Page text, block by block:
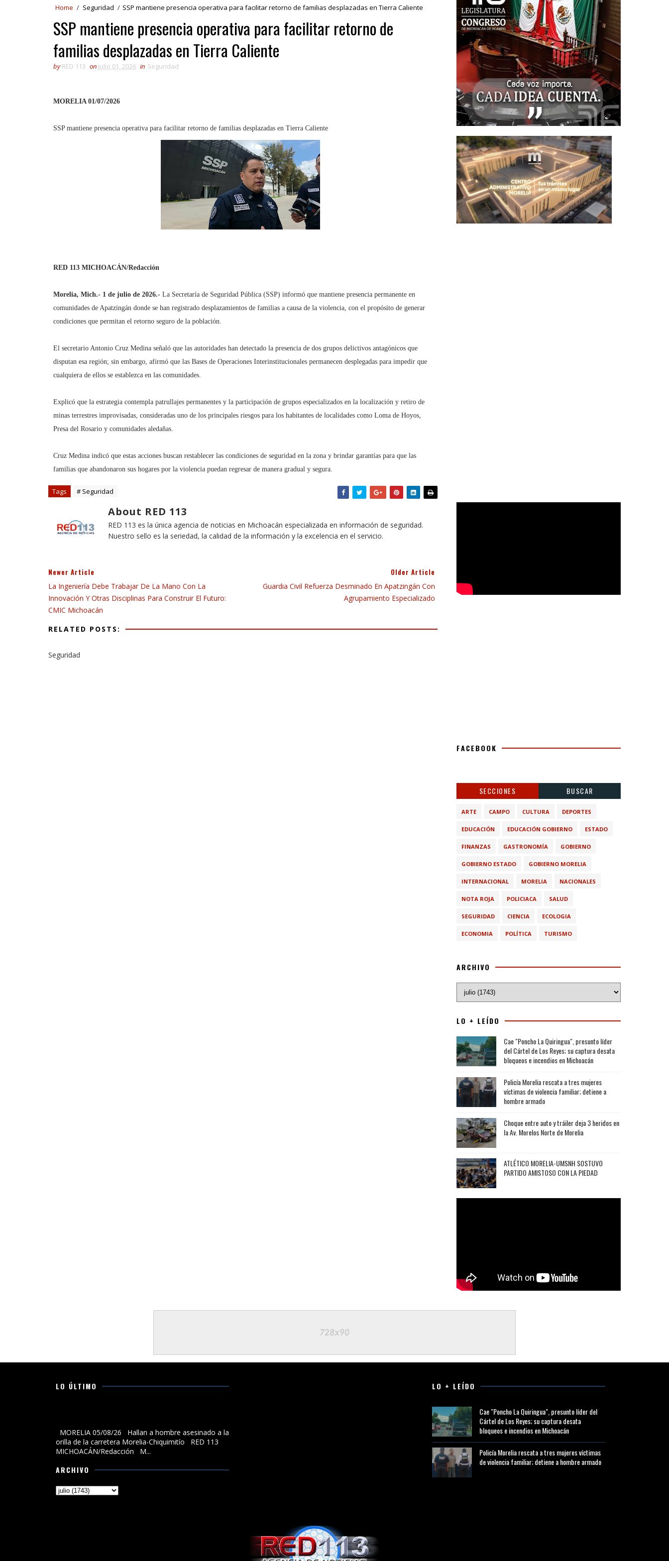
Home / Seguridad / SSP mantiene presencia operativa para facilitar retorno de familias desplazadas en Tierra Caliente
SSP mantiene presencia operativa para facilitar retorno de
familias desplazadas en Tierra Caliente
by RED 113 on julio 01, 2026 in Seguridad
MORELIA 01/07/2026
SSP mantiene presencia operativa para facilitar retorno de familias desplazadas en Tierra Caliente
RED 113 MICHOACÁN/Redacción
Morelia, Mich.- 1 de julio de 2026.- La Secretaría de Seguridad Pública (SSP) informó que mantiene presencia permanente en
comunidades de Apatzingán donde se han registrado desplazamientos de familias a causa de la violencia, con el propósito de generar
condiciones que permitan el retorno seguro de la población.
El secretario Antonio Cruz Medina señaló que las autoridades han detectado la presencia de dos grupos delictivos antagónicos que
disputan esa región; sin embargo, afirmó que las Bases de Operaciones Interinstitucionales permanecen desplegadas para impedir que
cualquiera de ellos se establezca en las comunidades.
Explicó que la estrategia contempla patrullajes permanentes y la participación de grupos especializados en la localización y retiro de
minas terrestres improvisadas, consideradas uno de los principales riesgos para los habitantes de localidades como Loma de Hoyos,
Presa del Rosario y comunidades aledañas.
Cruz Medina indicó que estas acciones buscan restablecer las condiciones de seguridad en la zona y brindar garantías para que las
familias que abandonaron sus hogares por la violencia puedan regresar de manera gradual y segura.
Tags # Seguridad
About RED 113
RED 113 es la única agencia de noticias en Michoacán especializada en información de seguridad.
Nuestro sello es la seriedad, la calidad de la información y la excelencia en el servicio.
Newer Article
La Ingeniería Debe Trabajar De La Mano Con La
Innovación Y Otras Disciplinas Para Construir El Futuro:
CMIC Michoacán
Older Article
Guardia Civil Refuerza Desminado En Apatzingán Con
Agrupamiento Especializado
RELATED POSTS:
Seguridad
FACEBOOK
SECCIONES BUSCAR
ARTE CAMPO CULTURA DEPORTES
EDUCACIÓN EDUCACIÓN GOBIERNO ESTADO
FINANZAS GASTRONOMÍA GOBIERNO
GOBIERNO ESTADO GOBIERNO MORELIA
INTERNACIONAL MORELIA NACIONALES
NOTA ROJA POLICIACA SALUD
SEGURIDAD CIENCIA ECOLOGIA
ECONOMIA POLÍTICA TURISMO
ARCHIVO
LO + LEÍDO
Cae "Poncho La Quiringua", presunto líder
del Cártel de Los Reyes; su captura desata
bloqueos e incendios en Michoacán
Policía Morelia rescata a tres mujeres
víctimas de violencia familiar; detiene a
hombre armado
Choque entre auto y tráiler deja 3 heridos en
la Av. Morelos Norte de Morelia
ATLÉTICO MORELIA-UMSNH SOSTUVO
PARTIDO AMISTOSO CON LA PIEDAD
LO ÚLTIMO
MORELIA 05/08/26 Hallan a hombre asesinado a la
orilla de la carretera Morelia-Chiquimitío RED 113
MICHOACÁN/Redacción M...
ARCHIVO
LO + LEÍDO
Cae "Poncho La Quiringua", presunto líder del
Cártel de Los Reyes; su captura desata
bloqueos e incendios en Michoacán
Policía Morelia rescata a tres mujeres víctimas
de violencia familiar; detiene a hombre armado